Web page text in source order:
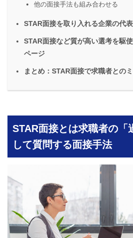
他の面接手法も組み合わせる
STAR面接を取り入れる企業の代
STAR面接など質が高い選考を駆
ページ
まとめ：STAR面接で求職者との
STAR面接とは求職者の「
して質問する面接手法